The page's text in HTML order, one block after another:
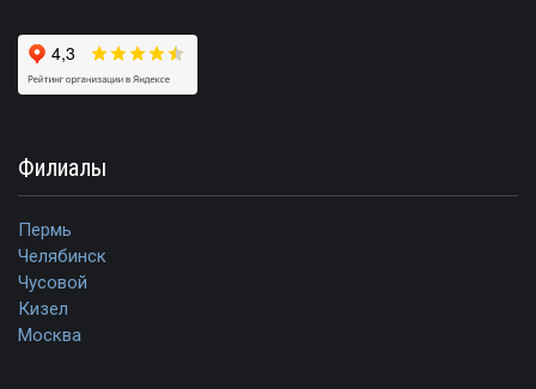
Филиалы
Пермь
Челябинск
Чусовой
Кизел
Москва